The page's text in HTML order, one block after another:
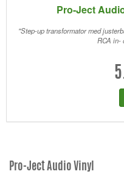
Pro-Ject
"Step-up transformator med
RCA in-
Pro-Ject Audio Vinyl